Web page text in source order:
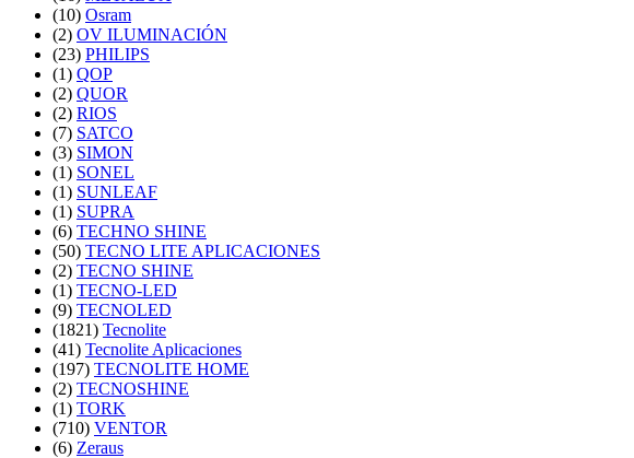
(10) Osram
(2) OV ILUMINACIÓN
(23) PHILIPS
(1) QOP
(2) QUOR
(2) RIOS
(7) SATCO
(3) SIMON
(1) SONEL
(1) SUNLEAF
(1) SUPRA
(6) TECHNO SHINE
(50) TECNO LITE APLICACIONES
(2) TECNO SHINE
(1) TECNO-LED
(9) TECNOLED
(1821) Tecnolite
(41) Tecnolite Aplicaciones
(197) TECNOLITE HOME
(2) TECNOSHINE
(1) TORK
(710) VENTOR
(6) Zeraus